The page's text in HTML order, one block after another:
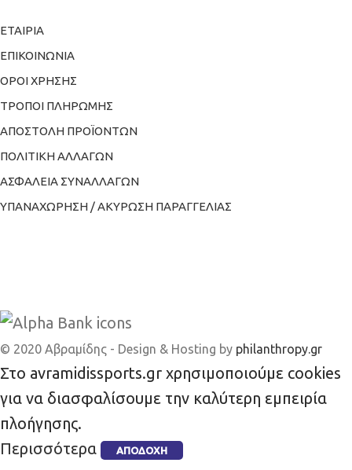
ΕΤΑΙΡΙΑ
ΕΠΙΚΟΙΝΩΝΙΑ
ΟΡΟΙ ΧΡΗΣΗΣ
ΤΡΟΠΟΙ ΠΛΗΡΩΜΗΣ
ΑΠΟΣΤΟΛΗ ΠΡΟΪΟΝΤΩΝ
ΠΟΛΙΤΙΚΗ ΑΛΛΑΓΩΝ
ΑΣΦΑΛΕΙΑ ΣΥΝΑΛΛΑΓΩΝ
ΥΠΑΝΑΧΩΡΗΣΗ / ΑΚΥΡΩΣΗ ΠΑΡΑΓΓΕΛΙΑΣ
© 2020 Αβραμίδης - Design & Hosting by philanthropy.gr
Στο avramidissports.gr χρησιμοποιούμε cookies
για να διασφαλίσουμε την καλύτερη εμπειρία
πλοήγησης.
Περισσότερα
ΑΠΟΔΟΧΉ